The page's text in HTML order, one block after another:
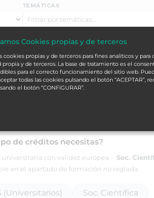
TEMÁTICAS
de créditos necesitas?
universitaria con validez europea · Soc.
en el apartado de formación no reglada
(Universitarios) Soc. Científica
Cookies propias y de terceros
cookies propias y de terceros para fines analíticos y
propia y de terceros. La base de tratamiento es el
para el correcto funcionamiento del sitio web.
todas las cookies pulsando el botón “ACEPTAR”,
el botón “CONFIGURAR”.